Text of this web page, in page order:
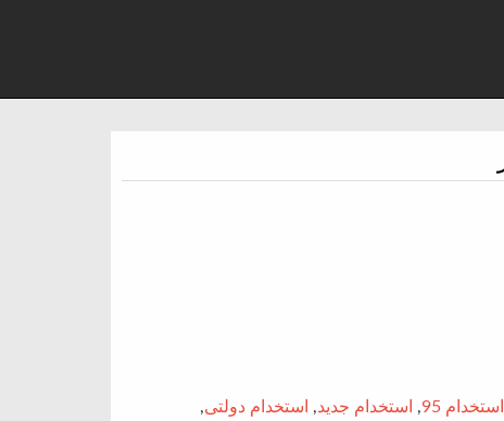
استخدام 95 , استخدام جدید, استخدام دولتی,